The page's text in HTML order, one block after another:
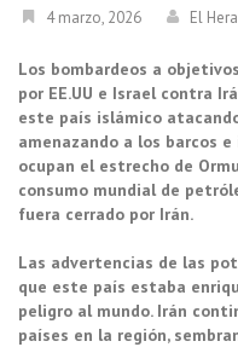
4 marzo, 2026 El
Los bombardeos a
por EE.UU e Israel contra
este país islámico
amenazando a los barcos
ocupan el estrecho de
consumo mundial de
fuera cerrado por Irán.
Las advertencias de las
que este país estaba
peligro al mundo. Irán
países en la región,